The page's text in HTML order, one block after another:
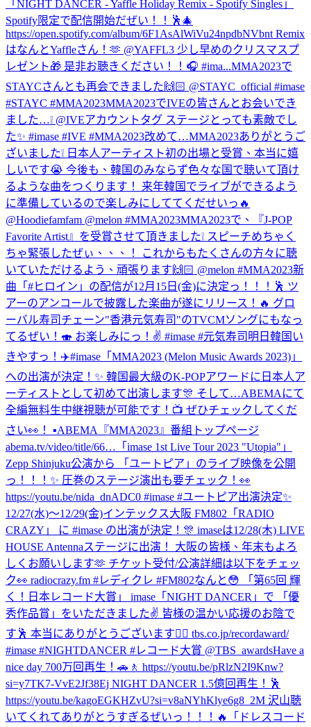
「NIGHT DANCER - Yaffle Holiday Remix - Spotify Singles」
Spotify限定で配信開始だぜい！！🕺🎄
https://open.spotify.com/album/6F1AsAlWiVu24npdbNVbnt Remix
はなんとYaffleさん！🫶 @YAFFL3 少し早めのクリスマスプ
レゼント🎁 是非お聴きください！！🎧 #ima...MMA2023で
STAYCさんとも再会できました🙌🏻 @STAYC_official #imase
#STAYC #MMA2023MMA2023でIVEの皆さんとお会いでき
ました…❕ @IVEアカウントタグ ステージとっても素敵でし
た✨ #imase #IVE #MMA2023改めて…MMA2023ありがとうご
ざいました❕ 日本人アーティスト初の出場と受賞、本当に嬉
しいです😭 今後も、韓国のみならず色々な国で聴いて頂け
るような曲をつくります！ 来年韓国でライブができるよう
に準備しているので楽しみにしててくだせいっ🔥
@Hoodiefamfam @melon #MMA2023MMA2023で、『J-POP
Favorite Artist』を受賞させて頂きました❕ スピーチめちゃく
ちゃ緊張したぜぃ、、、！ これからもたくさんの方々に聴
いていただけるよう、頑張ります🙌🏻 @melon #MMA2023新
曲「#ヒロイン」の配信が12月15日(金)に決定っ！！！🕺 ツ
アーのアンコールで披露した楽曲が遂にリリース！🔥 グロ
ーバル寿司チェーン"香港元気寿司"のTVCMソングにもなっ
てるぜい！🍣 お楽しみにっ！✌️ #imase #元気寿司 明日韓国い
きやすっ！✈️#imase「MMA2023 (Melon Music Awards 2023)」
への出演が決定！✨ 韓国最大級のK-POPアワードに日本人ア
ーティストとして初めて出演します🎊 そして…ABEMAにて
全編無料生中継視聴が可能です！📺 ぜひチェックしてくだ
さい👀！ ▪︎ABEMA『MMA2023』番組トップページ
abema.tv/video/title/66… 「imase 1st Live Tour 2023 "Utopia"」
Zepp Shinjuku公演から 「ユートピア」のライブ映像を公開
っ！！！✨ 圧巻のステージ演出も要チェック！👀
https://youtu.be/nida_dnADC0 #imase #ユートピア出演決定✨
12/27(水)〜12/29(金)インテックス大阪 FM802「RADIO
CRAZY」 に #imase の出演が決定！🎊 imaseは12/28(木) LIVE
HOUSE Antennaステージに出演！ 大阪の皆様、年末もよろ
しくお願いします🫶 チケット受付/公演詳細は以下をチェッ
ク👀 radiocrazy.fm #レディクレ #FM802なんと😳 「第65回 輝
く！日本レコード大賞」 imase「NIGHT DANCER」で 「優
秀作品賞」をいただきました✌️ 皆様の温かい応援のお陰で
す🕺 本当にありがとうございます❤️‍🔥 tbs.co.jp/recordaward/
#imase #NIGHTDANCER #レコード大賞 @TBS_awardsHave a
nice day 700万回再生！🚗🚶 https://youtu.be/pRlzN2I9Knw?
si=y7TK7-VvE2Jf38Ej NIGHT DANCER 1.5億回再生！🕺
https://youtu.be/kagoEGKHZvU?si=v8aNYhKlye6g8_2M 沢山聴
いてくれてありがとうすぎるぜいっ！！！🔥
「ドレスコード